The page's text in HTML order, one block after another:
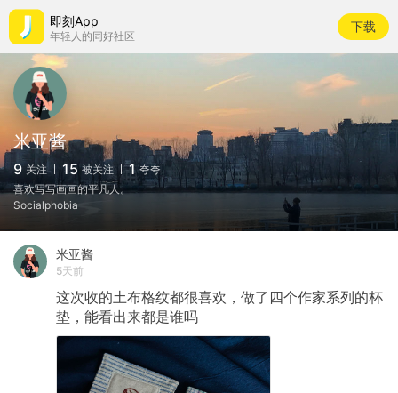
即刻App
年轻人的同好社区
下载
米亚酱
9 关注 15 被关注 1 夸夸
喜欢写写画画的平凡人。
Socialphobia
米亚酱
5天前
这次收的土布格纹都很喜欢，做了四个作家系列的杯
垫，能看出来都是谁吗